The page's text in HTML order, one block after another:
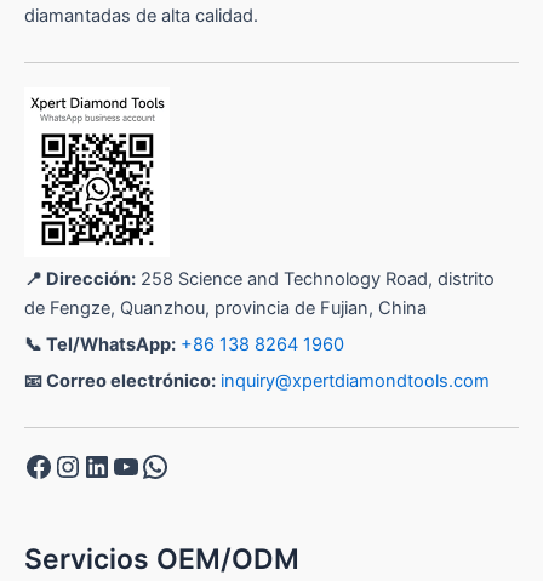
diamantadas de alta calidad.
📍 Dirección: 258 Science and Technology Road, distrito
de Fengze, Quanzhou, provincia de Fujian, China
📞 Tel/WhatsApp: +86 138 8264 1960
📧 Correo electrónico: inquiry@xpertdiamondtools.com
Facebook
Instagram
LinkedIn
YouTube
WhatsApp
Servicios OEM/ODM